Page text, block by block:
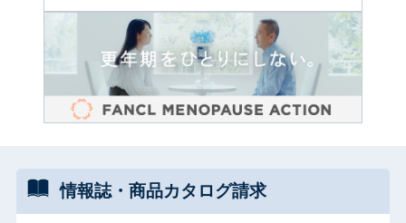
情報誌・ 商品カタログ請求